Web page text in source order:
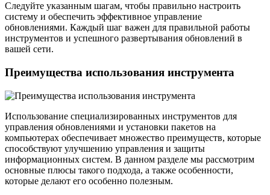
Следуйте указанным шагам, чтобы правильно настроить
систему и обеспечить эффективное управление
обновлениями. Каждый шаг важен для правильной работы
инструментов и успешного развертывания обновлений в
вашей сети.
Преимущества использования инструмента
Использование специализированных инструментов для
управления обновлениями и установки пакетов на
компьютерах обеспечивает множество преимуществ, которые
способствуют улучшению управления и защиты
информационных систем. В данном разделе мы рассмотрим
основные плюсы такого подхода, а также особенности,
которые делают его особенно полезным.